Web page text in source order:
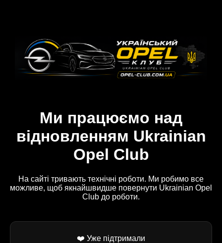
Ми працюємо над
відновленням Ukrainian
Opel Club
На сайті тривають технічні роботи. Ми робимо все
можливе, щоб якнайшвидше повернути Ukrainian Opel
Club до роботи.
❤️ Уже підтримали